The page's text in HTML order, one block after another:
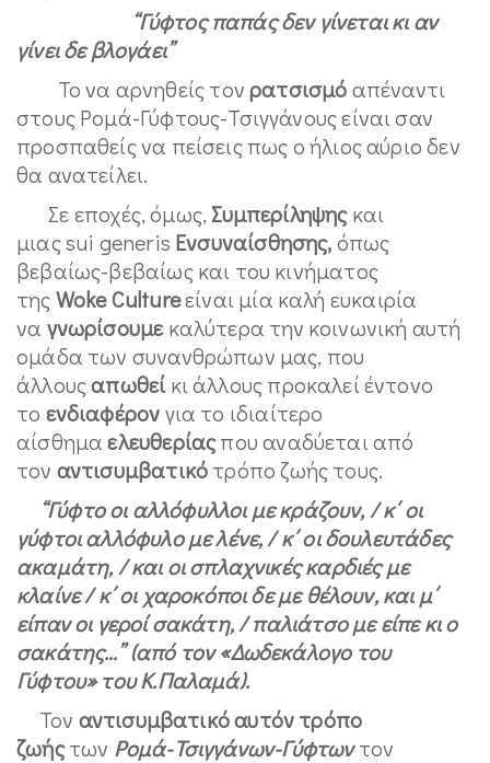
“Γύφτος παπάς δεν γίνεται κι αν
γίνει δε βλογάει”
Το να αρνηθείς τονρατσισμόαπέναντι
στους Ρομά-Γύφτους-Τσιγγάνους είναι σαν
προσπαθείς να πείσεις πως ο ήλιος αύριο δεν
θα ανατείλει.
Σε εποχές, όμως, Συμπερίληψηςκαι
μιας sui generis Ενσυναίσθησης,όπως
βεβαίως-βεβαίως και του κινήματος
τηςWokeCultureείναι μία καλή ευκαιρία
να γνωρίσουμεκαλύτερα την κοινωνική αυτή
ομάδα των συνανθρώπων μας, που
άλλουςαπωθεί κι άλλους προκαλεί έντονο
το ενδιαφέρονγια το ιδιαίτερο
αίσθημαελευθερίαςπου αναδύεται από
τον αντισυμβατικότρόπο ζωής τους.
“Γύφτο οι αλλόφυλλοι με κράζουν, / κ΄ οι
γύφτοι αλλόφυλο με λένε, / κ΄ οι δουλευτάδες
ακαμάτη, / και οι σπλαχνικές καρδιές με
κλαίνε / κ΄ οι χαροκόποι δε με θέλουν, και μ΄
είπαν οι γεροί σακάτη, / παλιάτσο με είπε κι ο
σακάτης…” (από τον «Δωδεκάλογο του
Γύφτου» του Κ.Παλαμά).
Τον αντισυμβατικό αυτόν τρόπο
ζωήςτων Ρομά-Τσιγγάνων-Γύφτωντον